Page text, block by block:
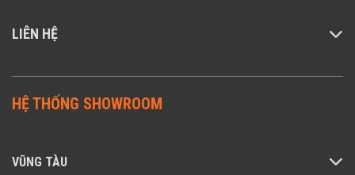
LIÊN HỆ
HỆ THỐNG SHOWROOM
VŨNG TÀU